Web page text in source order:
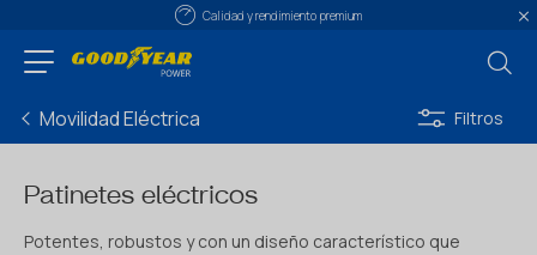
Calidad y rendimiento premium
Movilidad Eléctrica Filtros
Patinetes eléctricos
Potentes, robustos y con un diseño característico que